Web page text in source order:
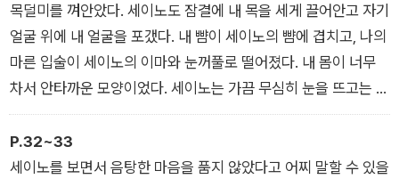
목덜미를 껴안았다. 세이노도 잠결에 내 목을 세게 끌어안고 자기
얼굴 위에 내 얼굴을 포갰다. 내 뺨이 세이노의 뺨에 겹치고, 나의
마른 입술이 세이노의 이마와 눈꺼풀로 떨어졌다. 내 몸이 너무
차서 안타까운 모양이었다. 세이노는 가끔 무심히 눈을 뜨고는 나
의 머리를 꼭 끌어안았다. 나는 세이노의 감긴 눈꺼풀을 빤히 바
라본다. 달리 무슨 생각이 있어 보이지는 않았다. 30분 내내 이런
상태가 이어진다. 내가 원하는 건 그뿐이었다. 세이노도 내가 더
P.32~33
세이노를 보면서 음탕한 마음을 품지 않았다고 어찌 말할 수 있을